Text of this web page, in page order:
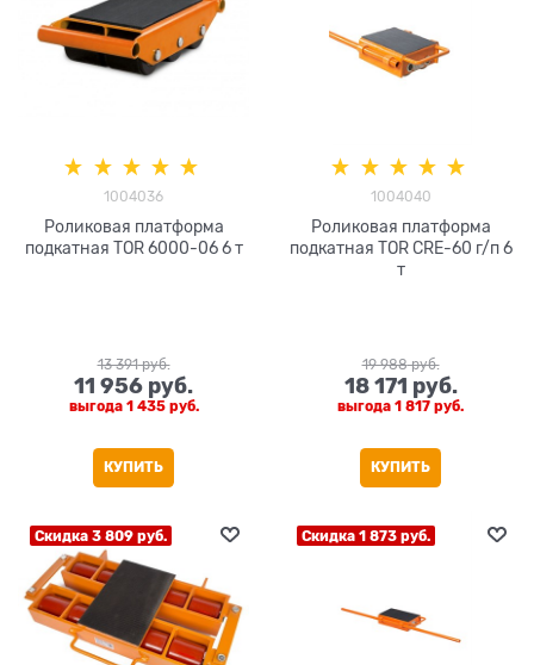
1004036
Роликовая платформа
подкатная TOR 6000-06 6 т
13 391 руб.
11 956 руб.
выгода 1 435 руб.
КУПИТЬ
1004040
Роликовая платформа
подкатная TOR CRE-60 г/п 6
т
19 988 руб.
18 171 руб.
выгода 1 817 руб.
КУПИТЬ
Скидка 3 809 руб. Скидка 1 873 руб.